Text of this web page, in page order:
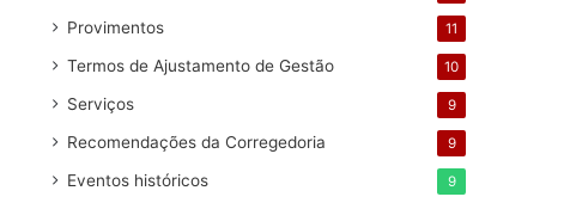
Provimentos 11
Termos de Ajustamento de Gestão 10
Serviços 9
Recomendações da Corregedoria 9
Eventos históricos 9